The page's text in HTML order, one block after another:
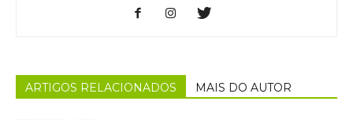
ARTIGOS RELACIONADOS MAIS DO AUTOR